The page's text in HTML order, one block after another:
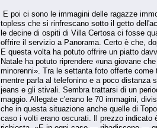
E poi ci sono le immagini delle ragazze
topless che si rinfrescano sotto il getto
le decine di ospiti di Villa Certosa ci fosse
offrire il servizio a Panorama. Certo è che,
E questa volta ha potuto offrire un piatto
Natale ha potuto riprendere «una giovane
minorenni». Tra le settanta foto offerte
mentre parla al telefonino e a poco distanza
jeans e gli stivali. Sembra trattarsi di un
maggio. Allegate c'erano le 70 immagini,
che in questa situazione anche quelle di
caso i volti erano oscurati. Il prezzo indicato